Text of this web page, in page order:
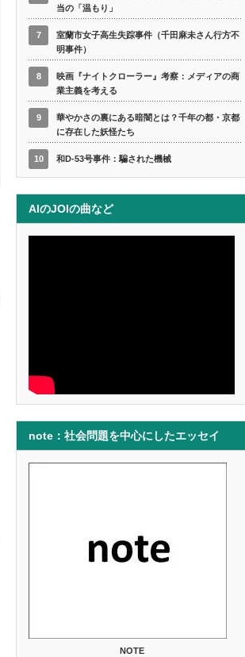
当の「温もり」
7
室蘭市女子高生失踪事件（千田麻未さん行方不
明事件）
8
映画『ナイトクローラー』考察：メディアの商
業主義を考える
9
華やかさの裏にある暗闇とは？千年の都・京都
に存在した妖怪たち
10 和D-53号事件：騙された機械
AIのJOIの曲など
note：社会問題を中心にしたエッセイ
NOTE